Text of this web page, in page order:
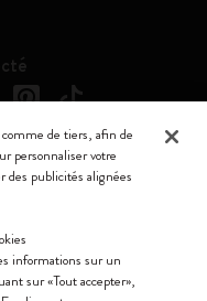
Moleskine Srl a socio unico
MI 1945400 - Cap.
de tiers, afin de
personnaliser votre
des publicités alignées
informations sur un
sur «Tout accepter»,